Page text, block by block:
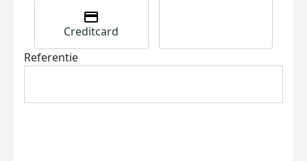
Creditcard
Referentie